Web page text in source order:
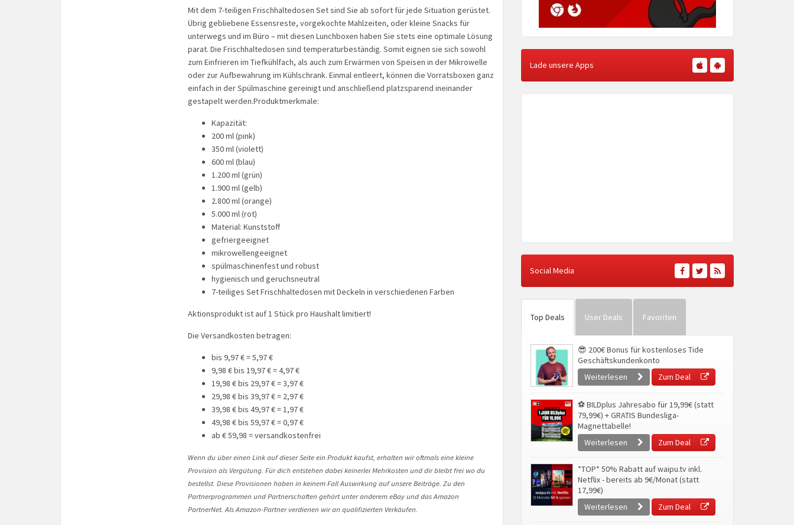
Mit dem 7-teiligen Frischhaltedosen Set sind Sie ab sofort für jede Situation gerüstet.
Übrig gebliebene Essensreste, vorgekochte Mahlzeiten, oder kleine Snacks für
unterwegs und im Büro – mit diesen Lunchboxen haben Sie stets eine optimale Lösung
parat. Die Frischhaltedosen sind temperaturbeständig. Somit eignen sie sich sowohl
zum Einfrieren im Tiefkühlfach, als auch zum Erwärmen von Speisen in der Mikrowelle
oder zur Aufbewahrung im Kühlschrank. Einmal entleert, können die Vorratsboxen ganz
einfach in der Spülmaschine gereinigt und anschließend platzsparend ineinander
gestapelt werden.Produktmerkmale:
Kapazität:
200 ml (pink)
350 ml (violett)
600 ml (blau)
1.200 ml (grün)
1.900 ml (gelb)
2.800 ml (orange)
5.000 ml (rot)
Material: Kunststoff
gefriergeeignet
mikrowellengeeignet
spülmaschinenfest und robust
hygienisch und geruchsneutral
7-teiliges Set Frischhaltedosen mit Deckeln in verschiedenen Farben
Aktionsprodukt ist auf 1 Stück pro Haushalt limitiert!
Die Versandkosten betragen:
bis 9,97 € = 5,97 €
9,98 € bis 19,97 € = 4,97 €
19,98 € bis 29,97 € = 3,97 €
29,98 € bis 39,97 € = 2,97 €
39,98 € bis 49,97 € = 1,97 €
49,98 € bis 59,97 € = 0,97 €
ab € 59,98 = versandkostenfrei
Wenn du über einen Link auf dieser Seite ein Produkt kaufst, erhalten wir oftmals eine kleine
Provision als Vergütung. Für dich entstehen dabei keinerlei Mehrkosten und dir bleibt frei wo du
bestellst. Diese Provisionen haben in keinem Fall Auswirkung auf unsere Beiträge. Zu den
Partnerprogrammen und Partnerschaften gehört unter anderem eBay und das Amazon
PartnerNet. Als Amazon-Partner verdienen wir an qualifizierten Verkäufen.
Lade unsere Apps
Social Media
Top Deals User Deals Favoriten
😎 200€ Bonus für kostenloses Tide
Geschäftskundenkonto
Weiterlesen
Zum Deal
⚽ BILDplus Jahresabo für 19,99€ (statt
79,99€) + GRATIS Bundesliga-
Magnettabelle!
Weiterlesen
Zum Deal
*TOP* 50% Rabatt auf waipu.tv inkl.
Netflix - bereits ab 9€/Monat (statt
17,99€)
Weiterlesen
Zum Deal